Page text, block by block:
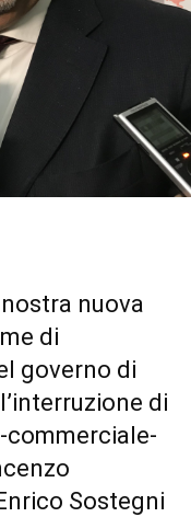
nuova
di
governo di
di
Sostegni